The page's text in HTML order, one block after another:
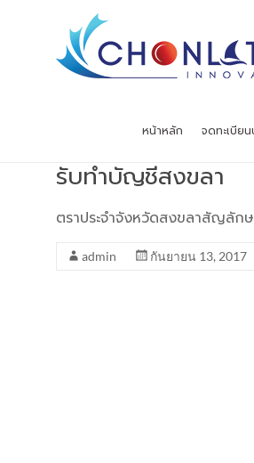
หน้าหลัก จดทะเบีย
รับทำบัญชีสงขลา
ตราประจำจังหวัดสงขลาสัญลัก
admin กันยายน 13, 2017